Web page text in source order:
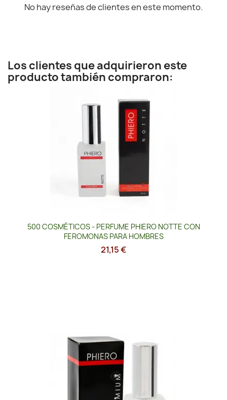
No hay reseñas de clientes en este momento.
Los clientes que adquirieron este
producto también compraron:
500 COSMÉTICOS - PERFUME PHIERO NOTTE CON
FEROMONAS PARA HOMBRES
21,15 €